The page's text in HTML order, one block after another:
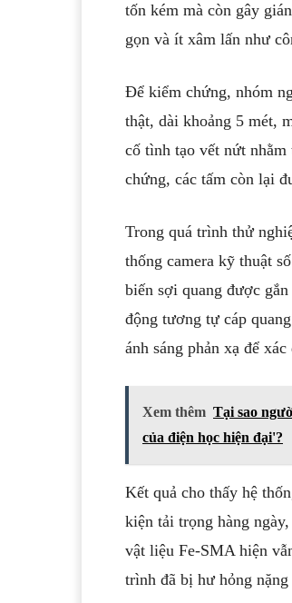
tốn kém mà còn gây
gọn và ít xâm lấn như
Để kiểm chứng, nhóm
thật, dài khoảng 5 mét,
cố tình tạo vết nứt
chứng, các tấm còn lại
Trong quá trình thử
thống camera kỹ thuật
biến sợi quang được
động tương tự cáp
ánh sáng phản xạ để
Xem thêm Tại sao
của điện học hiện đại'?
Kết quả cho thấy hệ
kiện tải trọng hàng
vật liệu Fe-SMA hiện
trình đã bị hư hỏng